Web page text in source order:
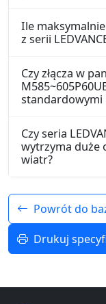
Ile
z serii
Czy złącza w
standardowymi
Czy seria
wytrzyma duże
wiatr?
Powrót do
Drukuj